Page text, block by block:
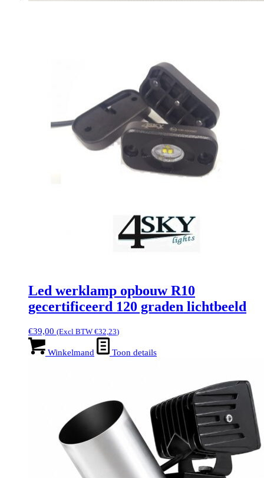
Led werklamp opbouw R10
gecertificeerd 120 graden lichtbeeld
€39,00 (Excl BTW €32,23)
Winkelmand Toon details